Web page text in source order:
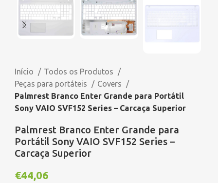
Início
Todos os Produtos
Peças para portáteis
Covers
Palmrest Branco Enter Grande para Portátil
Sony VAIO SVF152 Series – Carcaça Superior
Palmrest Branco Enter Grande para
Portátil Sony VAIO SVF152 Series –
Carcaça Superior
€44,06